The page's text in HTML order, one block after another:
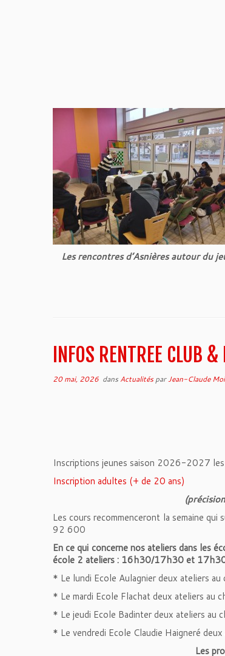
Les rencontres d’Asnières autour
INFOS RENTREE CLUB
20 mai, 2026 dans ActualitésparJean-Claude
Inscriptions jeunes saison 2026-2027
Inscription adultes (+ de 20 ans)
Les cours recommenceront la semaine
92 600
En ce qui concerne nos ateliers dans les
école 2 ateliers : 16h30/17h30 et
* Le lundi Ecole Aulagnier deux
* Le mardi Ecole Flachat deux ateliers
* Le jeudi Ecole Badinter deux ateliers
* Le vendredi Ecole Claudie Haigneré
Les